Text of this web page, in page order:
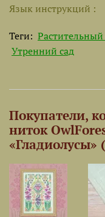
Язык инструкций
Теги:
Утренний сад
Покупатели,
ниток